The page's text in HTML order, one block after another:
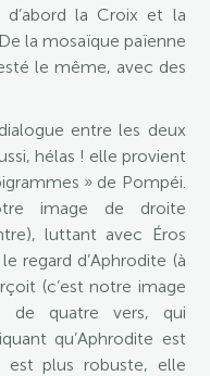
la Croix et la
la mosaïque païenne
le même, avec des
entre les deux
hélas ! elle provient
» de Pompéi.
image de droite
luttant avec Éros
regard d’Aphrodite (à
(c’est notre image
de quatre vers, qui
qu’Aphrodite est
est plus robuste, elle